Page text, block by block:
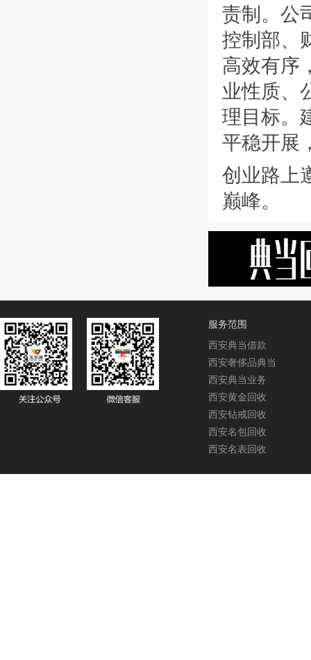
责制。公
控制部、
高效有序
业性质、
理目标。
平稳开展
创业路上
巅峰。
服务范围
西安典当借款
西安奢侈品典当
西安典当业务
西安黄金回收
西安钻戒回收
西安名包回收
西安名表回收